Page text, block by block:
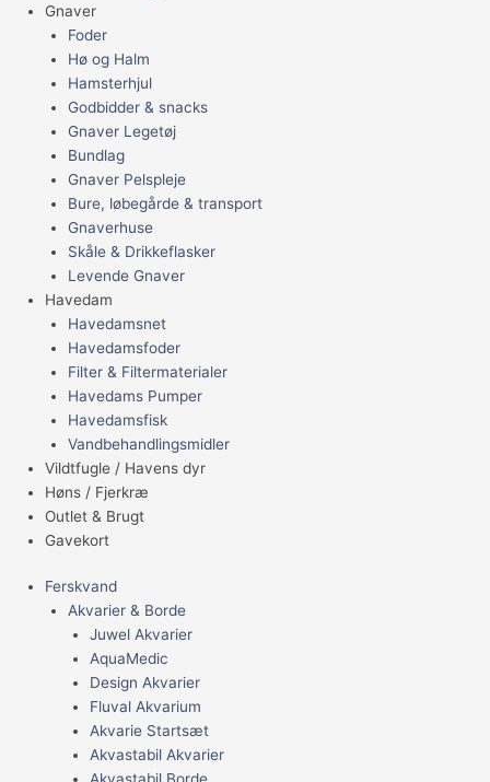
Gnaver
Foder
Hø og Halm
Hamsterhjul
Godbidder & snacks
Gnaver Legetøj
Bundlag
Gnaver Pelspleje
Bure, løbegårde & transport
Gnaverhuse
Skåle & Drikkeflasker
Levende Gnaver
Havedam
Havedamsnet
Havedamsfoder
Filter & Filtermaterialer
Havedams Pumper
Havedamsfisk
Vandbehandlingsmidler
Vildtfugle / Havens dyr
Høns / Fjerkræ
Outlet & Brugt
Gavekort
Ferskvand
Akvarier & Borde
Juwel Akvarier
AquaMedic
Design Akvarier
Fluval Akvarium
Akvarie Startsæt
Akvastabil Akvarier